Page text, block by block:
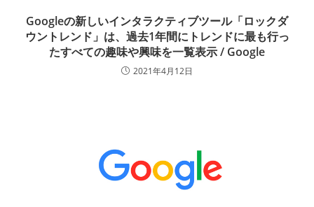
Googleの新しいインタラクティブツール「ロックダ
ウントレンド」は、過去1年間にトレンドに最も行っ
たすべての趣味や興味を一覧表示 / Google
2021年4月12日